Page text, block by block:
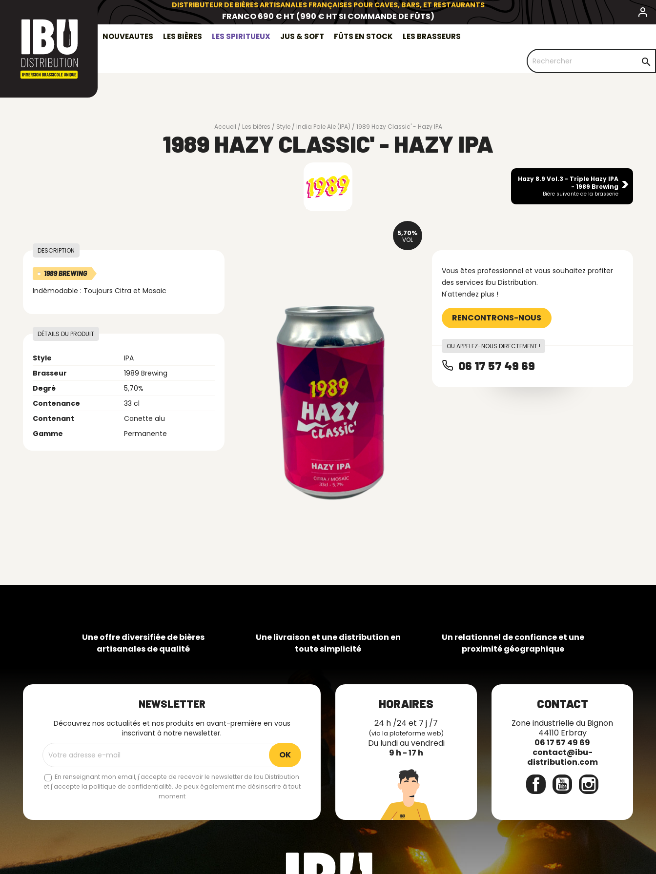
DISTRIBUTEUR DE BIÈRES ARTISANALES FRANÇAISES POUR CAVES, BARS, ET RESTAURANTS
FRANCO 690 € HT (990 € HT SI COMMANDE DE FÛTS)
NOUVEAUTES LES BIÈRES LES SPIRITUEUX JUS & SOFT FÛTS EN STOCK LES BRASSEURS

Accueil Les bières Style India Pale Ale (IPA) 1989 Hazy Classic' - Hazy IPA
1989 HAZY CLASSIC' - HAZY IPA
Hazy 8.9 Vol.3 - Triple Hazy IPA
- 1989 Brewing
Bière suivante de la brasserie
Vous êtes professionnel et vous souhaitez profiter
des services Ibu Distribution.
N'attendez plus !
RENCONTRONS-NOUS
OU APPELEZ-NOUS DIRECTEMENT !
06 17 57 49 69
5,70%
VOL
DESCRIPTION
1989 BREWING
Indémodable : Toujours Citra et Mosaic
DÉTAILS DU PRODUIT
Style
IPA
Brasseur
1989 Brewing
Degré
5,70%
Contenance
33 cl
Contenant
Canette alu
Gamme
Permanente
Une offre diversifiée de bières
artisanales de qualité
Une livraison et une distribution en
toute simplicité
Un relationnel de confiance et une
proximité géographique
NEWSLETTER
Découvrez nos actualités et nos produits en avant-première en vous
inscrivant à notre newsletter.
En renseignant mon email, j'accepte de recevoir le newsletter de Ibu Distribution
et j'accepte la politique de confidentialité. Je peux également me désinscrire à tout
moment
HORAIRES
24 h /24 et 7 j /7
(via la plateforme web)
Du lundi au vendredi
9 h - 17 h
CONTACT
Zone industrielle du Bignon
44110 Erbray
06 17 57 49 69
contact@ibu-
distribution.com
Facebook YouTube